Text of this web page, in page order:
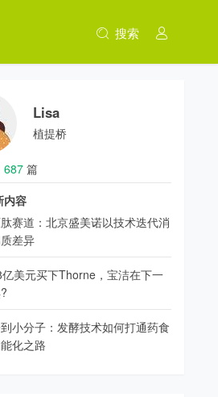
搜索
Lisa
植提桥
687 篇
内容
赛道：北京盛美诺以技术迭代消
差异
美元买下Thorne，宝洁在下一
小分子：发酵技术如何打通药食
化之路